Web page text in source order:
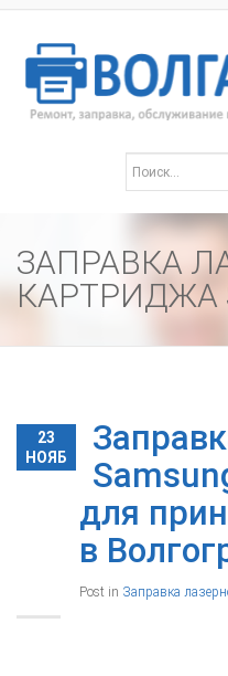
ЗАПРАВКА
КАРТРИДЖА
23
НОЯБ
для
в
Post in Заправка